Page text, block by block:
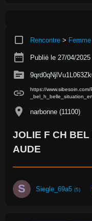
crop_square Rencontre >
date_range Publié le 27/04/2025
source
link
https://
location_on narbonne (11100)
JOLIE F CH
AUDE
S Siegle_69a5 (5)